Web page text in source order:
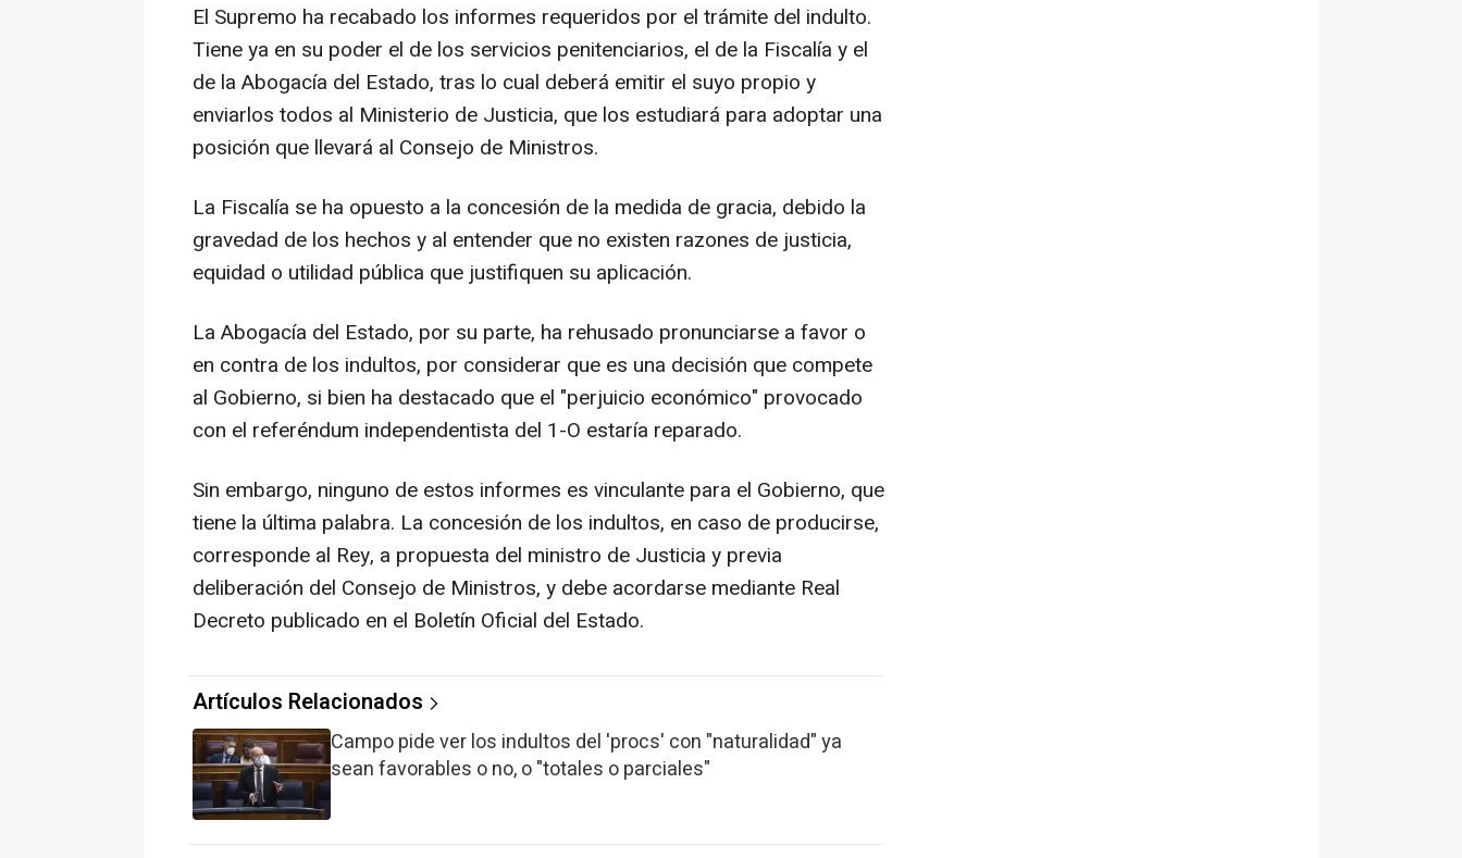
El Supremo ha recabado los informes requeridos por el trámite del indulto.
Tiene ya en su poder el de los servicios penitenciarios, el de la Fiscalía y el
de la Abogacía del Estado, tras lo cual deberá emitir el suyo propio y
enviarlos todos al Ministerio de Justicia, que los estudiará para adoptar una
posición que llevará al Consejo de Ministros.
La Fiscalía se ha opuesto a la concesión de la medida de gracia, debido la
gravedad de los hechos y al entender que no existen razones de justicia,
equidad o utilidad pública que justifiquen su aplicación.
La Abogacía del Estado, por su parte, ha rehusado pronunciarse a favor o
en contra de los indultos, por considerar que es una decisión que compete
al Gobierno, si bien ha destacado que el "perjuicio económico" provocado
con el referéndum independentista del 1-O estaría reparado.
Sin embargo, ninguno de estos informes es vinculante para el Gobierno, que
tiene la última palabra. La concesión de los indultos, en caso de producirse,
corresponde al Rey, a propuesta del ministro de Justicia y previa
deliberación del Consejo de Ministros, y debe acordarse mediante Real
Decreto publicado en el Boletín Oficial del Estado.
Artículos Relacionados
Campo pide ver los indultos del 'procs' con "naturalidad" ya
sean favorables o no, o "totales o parciales"